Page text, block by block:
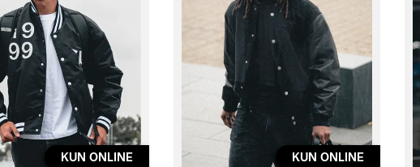
KUN ONLINE KUN ONLINE